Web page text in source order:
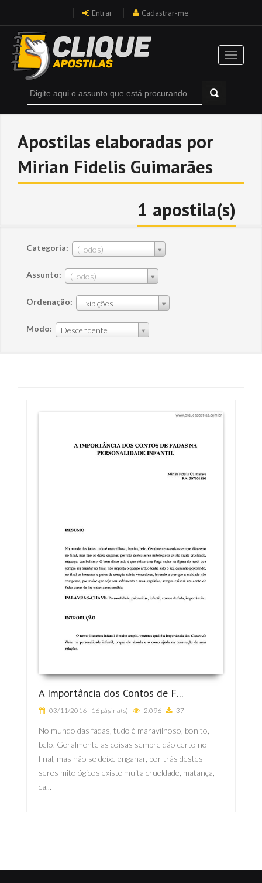
Entrar Cadastrar-me
Apostilas elaboradas por
Mirian Fidelis Guimarães
1 apostila(s)
Categoria: (Todos)
Assunto: (Todos)
Ordenação: Exibições
Modo: Descendente
A Importância dos Contos de F...
03/11/2016 16 página(s) 2.096 37
No mundo das fadas, tudo é maravilhoso, bonito,
belo. Geralmente as coisas sempre dão certo no
final, mas não se deixe enganar, por trás destes
seres mitológicos existe muita crueldade, matança,
ca...